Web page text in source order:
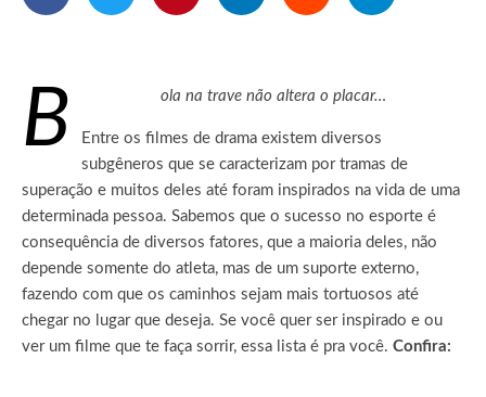
B ola na trave não altera o placar…
Entre os filmes de drama existem diversos
subgêneros que se caracterizam por tramas de
superação e muitos deles até foram inspirados na vida de uma
determinada pessoa. Sabemos que o sucesso no esporte é
consequência de diversos fatores, que a maioria deles, não
depende somente do atleta, mas de um suporte externo,
fazendo com que os caminhos sejam mais tortuosos até
chegar no lugar que deseja. Se você quer ser inspirado e ou
ver um filme que te faça sorrir, essa lista é pra você. Confira: